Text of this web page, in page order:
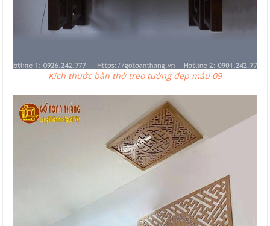
Kích thước bàn thờ treo tường đẹp mẫu 09